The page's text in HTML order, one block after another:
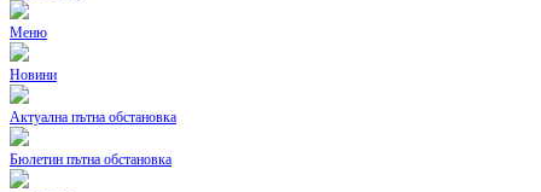
Меню
Новини
Актуална пътна обстановка
Бюлетин пътна обстановка